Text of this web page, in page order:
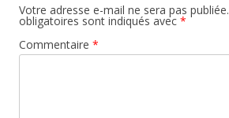
Votre adresse e-mail ne sera pas publiée.
obligatoires sont indiqués avec *
Commentaire *